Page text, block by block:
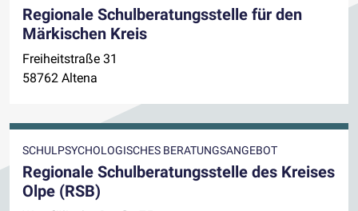
Regionale Schulberatungsstelle für den
Märkischen Kreis
Freiheitstraße 31
58762 Altena
SCHULPSYCHOLOGISCHES BERATUNGSANGEBOT
Regionale Schulberatungsstelle des Kreises
Olpe (RSB)